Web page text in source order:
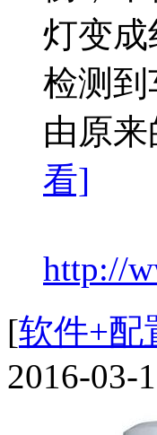
灯变
检测
由原
看]
http://
[软件+配
2016-03-